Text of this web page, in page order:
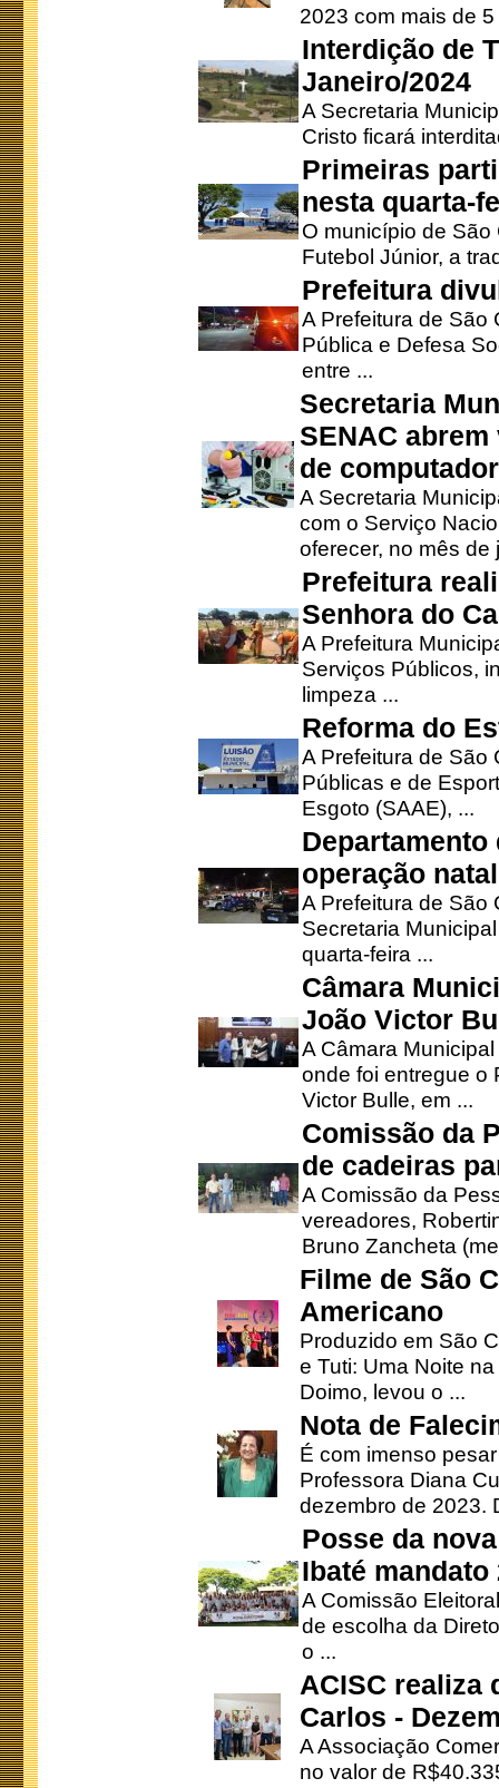
2023 com mais de 5
Interdição de
Janeiro/2024
A Secretaria
Cristo ficará
Primeiras
nesta quarta-
O município de
Futebol Júnior, a
Prefeitura
A Prefeitura de São
Pública e Defesa
entre ...
Secretaria
SENAC
de
A Secretaria
com o Serviço
oferecer, no mês de
Prefeitura
Senhora do
A Prefeitura
Serviços Públicos,
limpeza ...
Reforma do
A Prefeitura de São
Públicas e de
Esgoto (SAAE), ...
operação
A Prefeitura de São
Secretaria
quarta-feira ...
Câmara
João Victor
A Câmara
onde foi entregue o
Victor Bulle, em ...
Comissão da
de cadeiras
A Comissão da
vereadores,
Bruno Zancheta
Filme de São
Americano
Produzido em São
e Tuti: Uma Noite
Doimo, levou o ...
Nota de
É com imenso
Professora Diana
dezembro de 2023.
Posse da
Ibaté mandato
A Comissão
de escolha da
o ...
ACISC realiza
Carlos -
A Associação
no valor de